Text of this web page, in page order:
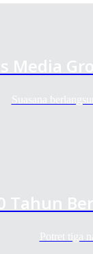
Media
Suasana
Tahun
Potret tiga